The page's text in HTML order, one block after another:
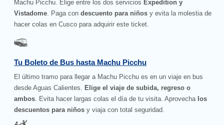
Machu Picchu. Elige entre los dos servicios Expedition y
Vistadome. Paga condescuento para niños y evita la molestia de
hacer colas en Cusco para adquirir este ticket.
Tu Boleto de Bus hasta Machu Picchu
El último tramo para llegar a Machu Picchu es en un viaje en bus
desde Aguas Calientes.
Elige el viaje de subida, regreso o
ambos . Evita hacer largas colas el día de tu visita. Aprovecha los
descuentos para niños y viaja con total seguridad.